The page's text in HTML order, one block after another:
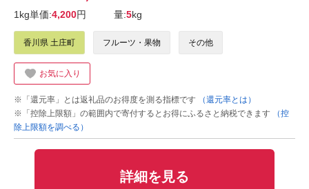
1kg単価:4,200円 量:5kg
香川県 土庄町 フルーツ・果物 その他
お気に入り
※「還元率」とは返礼品のお得度を測る指標です
（還元率とは）
※「控除上限額」の範囲内で寄付するとお得にふるさと納税できます
（控
除上限額を調べる）
詳細を見る